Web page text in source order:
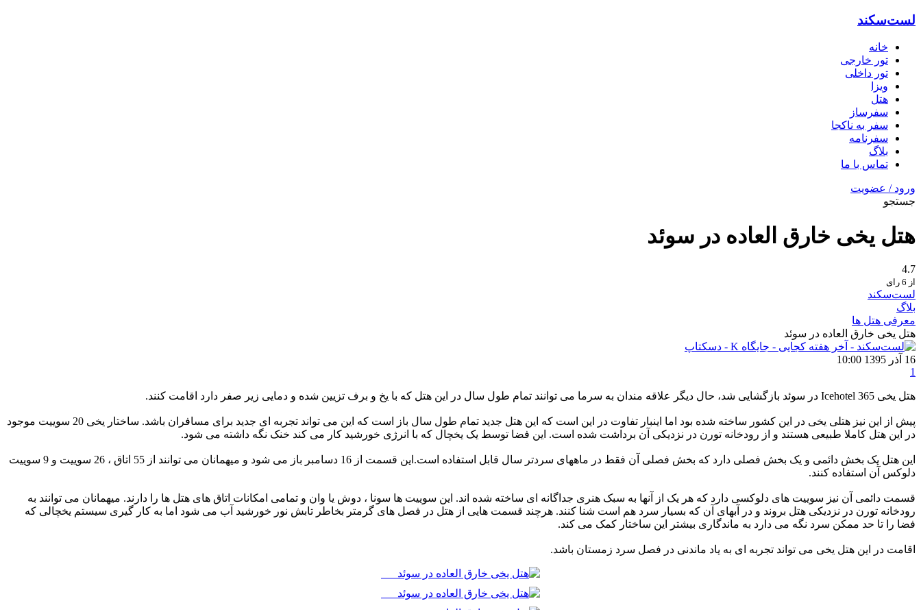
لست‌سکند
خانه
تور خارجی
تور داخلی
ویزا
هتل‌
سفرساز
سفر به ناکجا
سفرنامه
بلاگ
تماس با ما
ورود / عضویت
جستجو
هتل یخی خارق العاده در سوئد
4.7
از 6 رای
لست‌سکند
بلاگ
معرفی هتل ها
هتل یخی خارق العاده در سوئد
16 آذر 1395 10:00
1
هتل یخی ‏Icehotel 365‎‏ در سوئد بازگشایی شد، حال دیگر علاقه مندان به سرما می توانند تمام طول سال در این هتل که با یخ ‏و برف تزیین شده و دمایی زیر صفر دارد اقامت کنند.‏ ‏ ‏ ‏‏ ‏‏ ‏ ‏ ‏ ‏ ‏ ‏ ‏
پیش از این نیز هتلی یخی در این کشور ساخته شده بود اما اینبار تفاوت در این است که این هتل جدید تمام طول سال باز است که ‏این می تواند تجربه ای جدید برای مسافران باشد. ساختار یخی 20 سوییت موجود
در این هتل کاملا طبیعی هستند و از رودخانه ‏تورن در نزدیکی آن برداشت شده است. این فضا توسط یک یخچال که با انرژی خورشید کار می کند خنک نگه داشته می شود.‏
این هتل یک بخش دائمی و یک بخش فصلی دارد که بخش فصلی آن فقط در ماههای سردتر سال قابل استفاده است.این قسمت از ‏‏16 دسامبر باز می شود و میهمانان می توانند از 55 اتاق ، 26 سوییت و 9 سوییت
دلوکس آن استفاده کنند. ‏
قسمت دائمی آن نیز سوییت های دلوکسی دارد که هر یک از آنها به سبک هنری جداگانه ای ساخته شده اند. این سوییت ها سونا ، ‏دوش یا وان و تمامی امکانات اتاق های هتل ها را دارند. میهمانان می توانند به
رودخانه تورن در نزدیکی هتل بروند و در آبهای ‏آن که بسیار سرد هم است شنا کنند. هرچند قسمت هایی از هتل در فصل های گرمتر بخاطر تابش نور خورشید آب می شود اما به ‏کار گیری سیستم یخچالی که
فضا را تا حد ممکن سرد نگه می دارد به ماندگاری بیشتر این ساختار کمک می کند.‏
اقامت در این هتل یخی می تواند تجربه ای به یاد ماندنی در فصل سرد زمستان باشد. ‏ ‏ ‏ ‏‏ ‏‏